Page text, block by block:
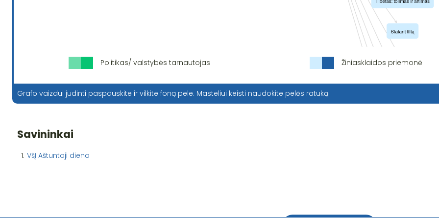
Politikas/ valstybės tarnautojas Žiniasklaidos priemonė
Grafo vaizdui judinti paspauskite ir vilkite foną pele. Masteliui keisti naudokite pelės ratuką.
Savininkai
1. VšĮ Aštuntoji diena